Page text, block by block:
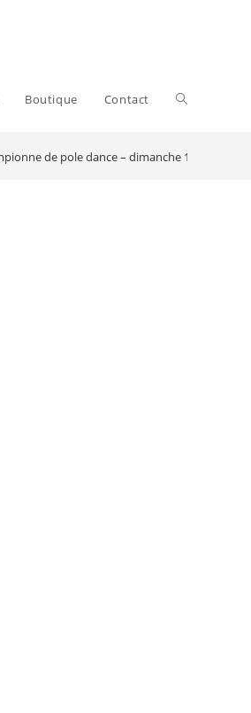
Boutique Contact Toggle
website
de pole dance – dimanche 13